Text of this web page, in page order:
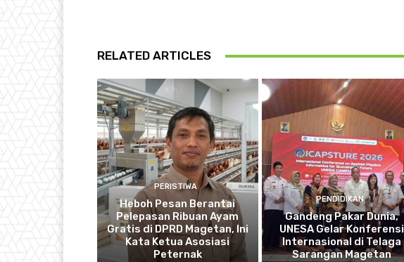
RELATED ARTICLES
PERISTIWA
Heboh Pesan Berantai
Pelepasan Ribuan Ayam
Gratis di DPRD Magetan, Ini
Kata Ketua Asosiasi
Peternak
PENDIDIKAN
Gandeng Pakar Dunia,
UNESA Gelar Konferensi
Internasional di Telaga
Sarangan Magetan